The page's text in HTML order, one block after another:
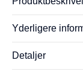
Yderligere
Detaljer